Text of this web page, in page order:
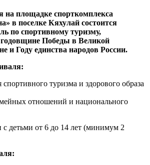
на площадке спорткомплекса
в поселке Кяхулай состоится
по спортивному туризму,
Победы в Великой
и Году единства народов России.
спортивного туризма и здорового образа
отношений и национального
с детьми от 6 до 14 лет (минимум 2